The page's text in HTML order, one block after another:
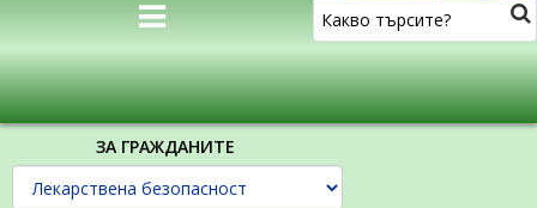
ЗА ГРАЖДАНИТЕ